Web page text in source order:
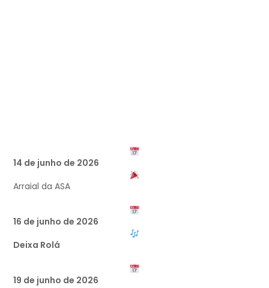
14 de junho de 2026
Arraial da ASA
16 de junho de 2026
Deixa Rolá
19 de junho de 2026